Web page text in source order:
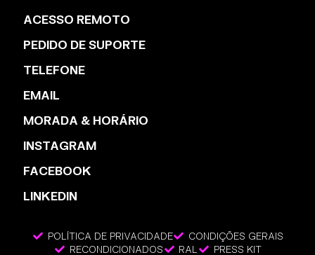
ACESSO REMOTO
PEDIDO DE SUPORTE
TELEFONE
EMAIL
MORADA & HORÁRIO
INSTAGRAM
FACEBOOK
LINKEDIN
POLÍTICA DE PRIVACIDADE
CONDIÇÕES GERAIS
RECONDICIONADOS
RAL
PRESS KIT